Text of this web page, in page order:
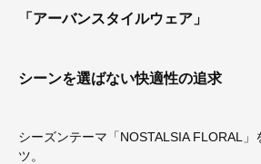
「アーバンスタイルウェア」
シーンを選ばない快適性の追求
シーズンテーマ「NOSTALSIA FLORAL」
ツ。